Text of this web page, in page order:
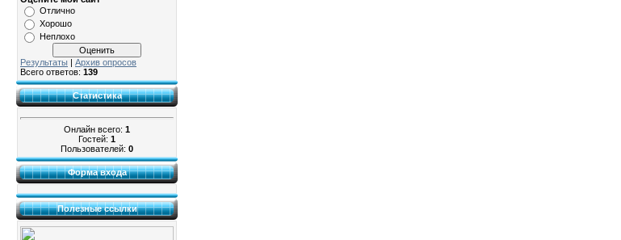
Отлично
Хорошо
Неплохо
Результаты | Архив опросов
Всего ответов: 139
Статистика
Онлайн всего: 1
Гостей: 1
Пользователей: 0
Форма входа
Полезные ссылки